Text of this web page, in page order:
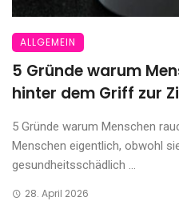
ALLGEMEIN
5 Gründe warum
hinter dem Griff zur
5 Gründe warum Menschen
Menschen eigentlich, obwohl
gesundheitsschädlich ...
28. April 2026